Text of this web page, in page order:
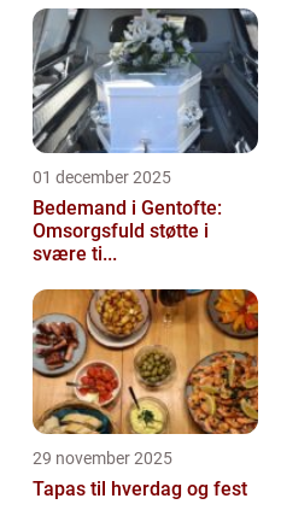
01 december 2025
Bedemand i Gentofte:
Omsorgsfuld støtte i
svære ti...
29 november 2025
Tapas til hverdag og fest